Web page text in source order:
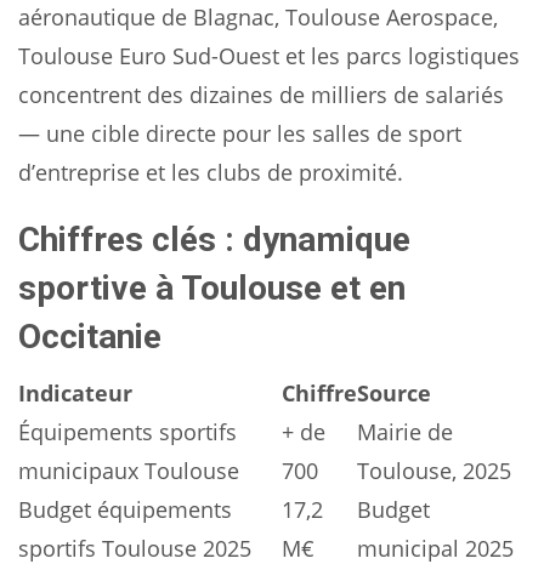
aéronautique de Blagnac, Toulouse Aerospace,
Toulouse Euro Sud-Ouest et les parcs logistiques
concentrent des dizaines de milliers de salariés
— une cible directe pour les salles de sport
d’entreprise et les clubs de proximité.
Chiffres clés : dynamique
sportive à Toulouse et en
Occitanie
Indicateur ChiffreSource
Équipements sportifs
municipaux Toulouse
+ de
700
Mairie de
Toulouse, 2025
Budget équipements
sportifs Toulouse 2025
17,2
M€
Budget
municipal 2025